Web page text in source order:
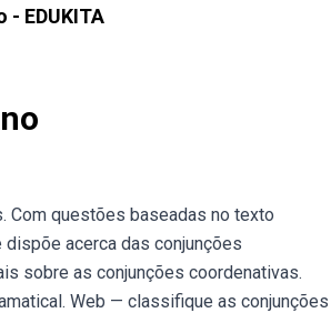
EDUKITA
Com questões baseadas no texto
acerca das conjunções
sobre as conjunções coordenativas.
Web — classifique as conjunções